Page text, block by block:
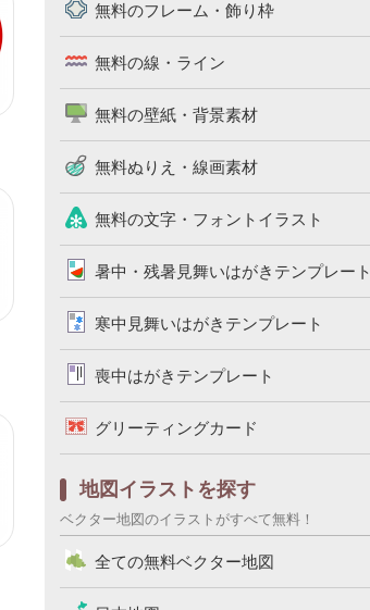
無料のフレーム・飾り枠
無料の線・ライン
無料の壁紙・背景素材
無料ぬりえ・線画素材
無料の文字・フォントイラスト
暑中・残暑見舞いはがきテンプレート
寒中見舞いはがきテンプレート
喪中はがきテンプレート
グリーティングカード
地図イラストを探す
ベクター地図のイラストがすべて無料！
全ての無料ベクター地図